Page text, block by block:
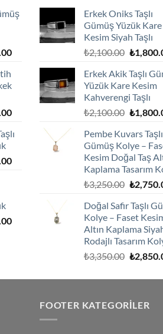
Şu
₺1,800.00.
Şu
fiyat:
₺3,250.00.
Şu
Şu
Erkek Oniks Taşlı
Gümüş Yüzük Kare
Kesim Siyah Taşlı
₺2,100.00 Orijinal
₺
Erkek Akik Taşlı
Yüzük Kare Kesim
Kahverengi Taşlı
₺2,100.00 Orijinal
₺
Pembe Kuvars Taşlı
Gümüş Kolye –
Kesim Doğal Taş
Kaplama Tasarım
₺3,250.00 Orijinal
₺
Doğal Safir Taşlı
Kolye – Faset
Altın Kaplama
Rodajlı Tasarım
₺3,350.00 Orijinal
₺
FOOTER KATEGORILER